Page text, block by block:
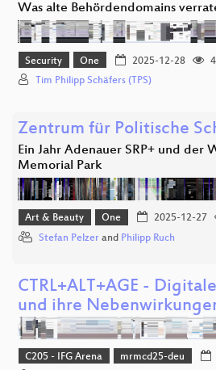
Was alte Behördendomains
Security One 2025-12-28
Tim Philipp Schäfers (TPS)
Zentrum für Politische
Ein Jahr Adenauer SRP+ und der
Memorial Park
Art & Beauty One 2025-12-27
Stefan Pelzer and Philipp Ruch
CTRL+ALT+AGE -
und ihre
C205 - IFG Arena mrmcd25-deu